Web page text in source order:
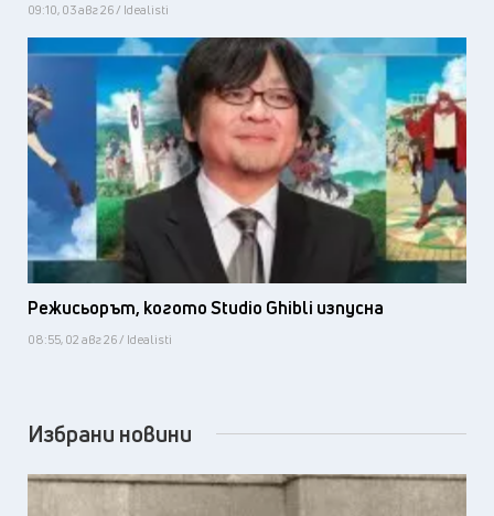
09:10, 03 авг 26 / Idealisti
Режисьорът, когото Studio Ghibli изпусна
08:55, 02 авг 26 / Idealisti
Избрани новини